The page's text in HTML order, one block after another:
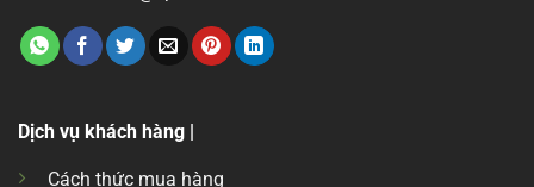
Dịch vụ khách hàng |
Cách thức mua hàng